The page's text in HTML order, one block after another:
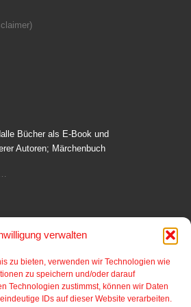
verwalten
zu bieten, verwenden wir Technologien wie
zu speichern und/oder darauf
Technologien zustimmst, können wir Daten
IDs auf dieser Website verarbeiten.
Bücher als E-Book und
Autoren; Märchenbuch
Cartoonbereich von
Bilder auf verschiedene